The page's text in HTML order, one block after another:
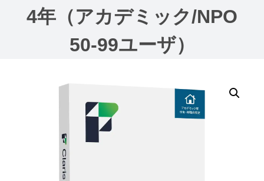
4年（アカデミック/NPO
50-99ユーザ）